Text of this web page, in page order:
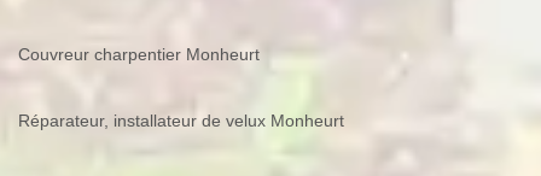
Couvreur charpentier Monheurt
Réparateur, installateur de velux Monheurt